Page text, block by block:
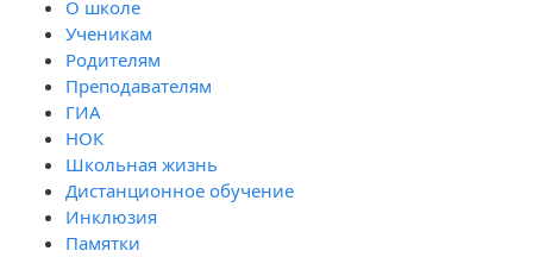
О школе
Ученикам
Родителям
Преподавателям
ГИА
НОК
Школьная жизнь
Дистанционное обучение
Инклюзия
Памятки